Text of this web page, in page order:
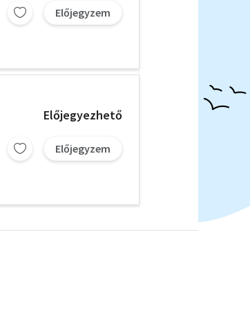
Előjegyzem
Előjegyezhető
Előjegyzem